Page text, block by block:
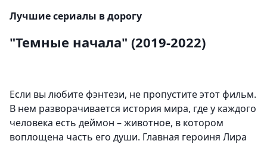
Лучшие сериалы в дорогу
"Темные начала" (2019-2022)
Если вы любите фэнтези, не пропустите этот фильм.
В нем разворачивается история мира, где у каждого
человека есть деймон – животное, в котором
воплощена часть его души. Главная героиня Лира